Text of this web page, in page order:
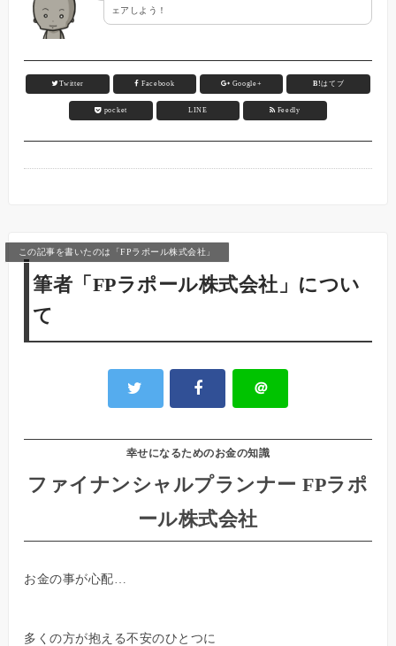
ェアしよう！
Twitter Facebook Google+ B!はてブ
pocket LINE Feedly
この記事を書いたのは「FPラポール株式会社」
筆者「FPラポール株式会社」につい
て
＠
幸せになるためのお金の知識
ファイナンシャルプランナー FPラポ
ール株式会社
お金の事が心配…
多くの方が抱える不安のひとつに